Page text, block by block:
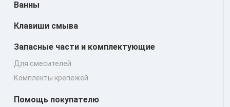
Ванны
Клавиши смыва
Запасные части и комплектующие
Для смесителей
Комплекты крепежей
Помощь покупателю